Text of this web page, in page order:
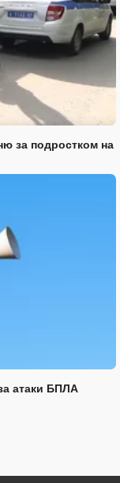
за подростком на
атаки БПЛА